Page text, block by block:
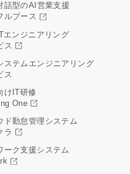
話型のAI営業支援
ルブース
エンジニアリング
ス
ステムエンジニアリング
ス
けIT研修
One
ド勤怠管理システム
ラ
ーク支援システム